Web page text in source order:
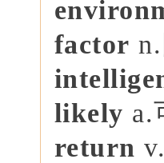
factor
likely a.
return